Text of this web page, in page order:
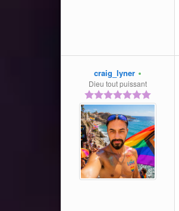
craig_lyner
Dieu tout puissant